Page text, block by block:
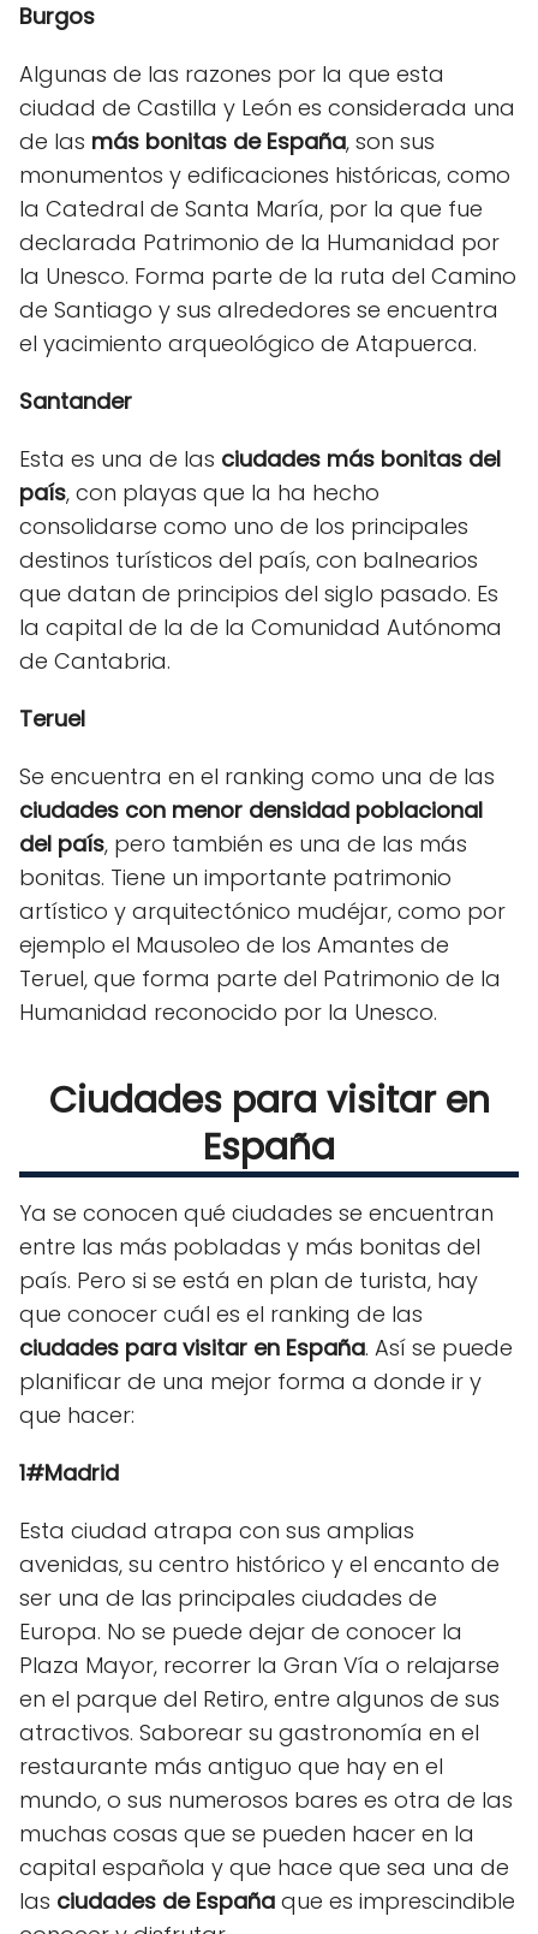
Burgos
Algunas de las razones por la que esta
ciudad de Castilla y León es considerada una
de las más bonitas de España, son sus
monumentos y edificaciones históricas, como
la Catedral de Santa María, por la que fue
declarada Patrimonio de la Humanidad por
la Unesco. Forma parte de la ruta del Camino
de Santiago y sus alrededores se encuentra
el yacimiento arqueológico de Atapuerca.
Santander
Esta es una de las ciudades más bonitas del
país, con playas que la ha hecho
consolidarse como uno de los principales
destinos turísticos del país, con balnearios
que datan de principios del siglo pasado. Es
la capital de la de la Comunidad Autónoma
de Cantabria.
Teruel
Se encuentra en el ranking como una de las
ciudades con menor densidad poblacional
del país, pero también es una de las más
bonitas. Tiene un importante patrimonio
artístico y arquitectónico mudéjar, como por
ejemplo el Mausoleo de los Amantes de
Teruel, que forma parte del Patrimonio de la
Humanidad reconocido por la Unesco.
Ciudades para visitar en
España
Ya se conocen qué ciudades se encuentran
entre las más pobladas y más bonitas del
país. Pero si se está en plan de turista, hay
que conocer cuál es el ranking de las
ciudades para visitar en España. Así se puede
planificar de una mejor forma a donde ir y
que hacer:
1#Madrid
Esta ciudad atrapa con sus amplias
avenidas, su centro histórico y el encanto de
ser una de las principales ciudades de
Europa. No se puede dejar de conocer la
Plaza Mayor, recorrer la Gran Vía o relajarse
en el parque del Retiro, entre algunos de sus
atractivos. Saborear su gastronomía en el
restaurante más antiguo que hay en el
mundo, o sus numerosos bares es otra de las
muchas cosas que se pueden hacer en la
capital española y que hace que sea una de
las ciudades de España que es imprescindible